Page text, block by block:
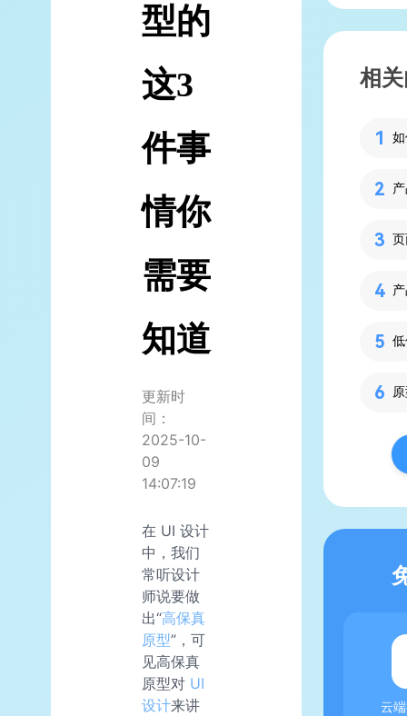
型的
这3
件事
情你
需要
知道
更新时
间：
2025-10-
09
14:07:19
在 UI 设计
中，我们
常听设计
师说要做
出“高保真
原型”，可
见高保真
原型对 UI
设计来讲
相
云